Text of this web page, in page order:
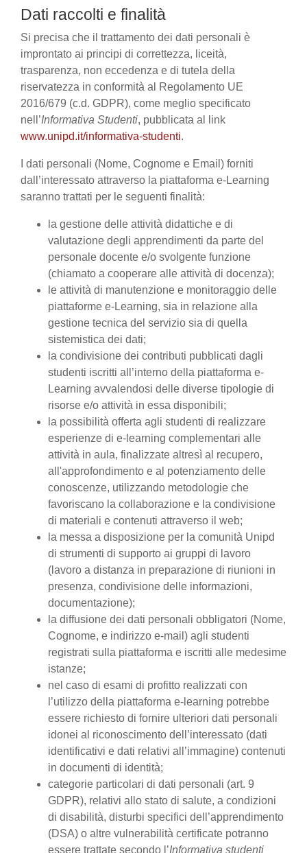
Dati raccolti e finalità
Si precisa che il trattamento dei dati personali è
improntato ai principi di correttezza, liceità,
trasparenza, non eccedenza e di tutela della
riservatezza in conformità al Regolamento UE
2016/679 (c.d. GDPR), come meglio specificato
nell’Informativa Studenti, pubblicata al link
www.unipd.it/informativa-studenti.
I dati personali (Nome, Cognome e Email) forniti
dall’interessato attraverso la piattaforma e-Learning
saranno trattati per le seguenti finalità:
la gestione delle attività didattiche e di
valutazione degli apprendimenti da parte del
personale docente e/o svolgente funzione
(chiamato a cooperare alle attività di docenza);
le attività di manutenzione e monitoraggio delle
piattaforme e-Learning, sia in relazione alla
gestione tecnica del servizio sia di quella
sistemistica dei dati;
la condivisione dei contributi pubblicati dagli
studenti iscritti all’interno della piattaforma e-
Learning avvalendosi delle diverse tipologie di
risorse e/o attività in essa disponibili;
la possibilità offerta agli studenti di realizzare
esperienze di e-learning complementari alle
attività in aula, finalizzate altresì al recupero,
all'approfondimento e al potenziamento delle
conoscenze, utilizzando metodologie che
favoriscano la collaborazione e la condivisione
di materiali e contenuti attraverso il web;
la messa a disposizione per la comunità Unipd
di strumenti di supporto ai gruppi di lavoro
(lavoro a distanza in preparazione di riunioni in
presenza, condivisione delle informazioni,
documentazione);
la diffusione dei dati personali obbligatori (Nome,
Cognome, e indirizzo e-mail) agli studenti
registrati sulla piattaforma e iscritti alle medesime
istanze;
nel caso di esami di profitto realizzati con
l’utilizzo della piattaforma e-learning potrebbe
essere richiesto di fornire ulteriori dati personali
idonei al riconoscimento dell’interessato (dati
identificativi e dati relativi all’immagine) contenuti
in documenti di identità;
categorie particolari di dati personali (art. 9
GDPR), relativi allo stato di salute, a condizioni
di disabilità, disturbi specifici dell’apprendimento
(DSA) o altre vulnerabilità certificate potranno
essere trattate secondo l’Informativa studenti